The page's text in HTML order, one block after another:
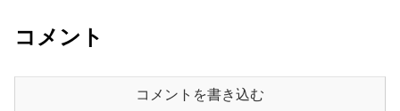
コメント
コメントを書き込む